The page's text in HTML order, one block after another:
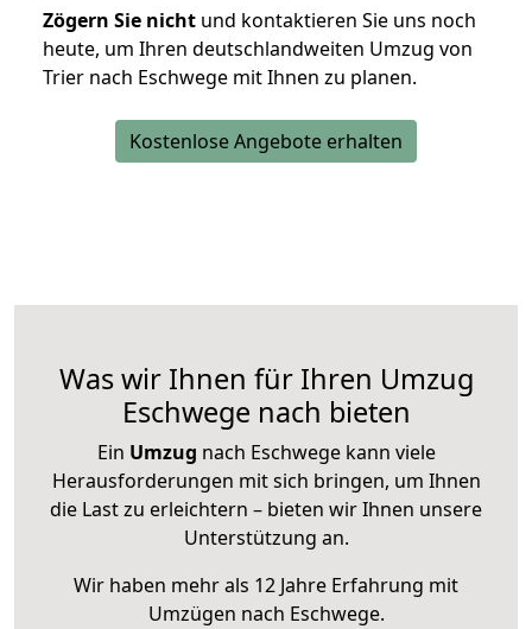
Zögern Sie nicht und kontaktieren Sie uns noch
heute, um Ihren deutschlandweiten Umzug von
Trier nach Eschwege mit Ihnen zu planen.
Kostenlose Angebote erhalten
Was wir Ihnen für Ihren Umzug
Eschwege nach bieten
Ein Umzug nach Eschwege kann viele
Herausforderungen mit sich bringen, um Ihnen
die Last zu erleichtern – bieten wir Ihnen unsere
Unterstützung an.
Wir haben mehr als 12 Jahre Erfahrung mit
Umzügen nach Eschwege.